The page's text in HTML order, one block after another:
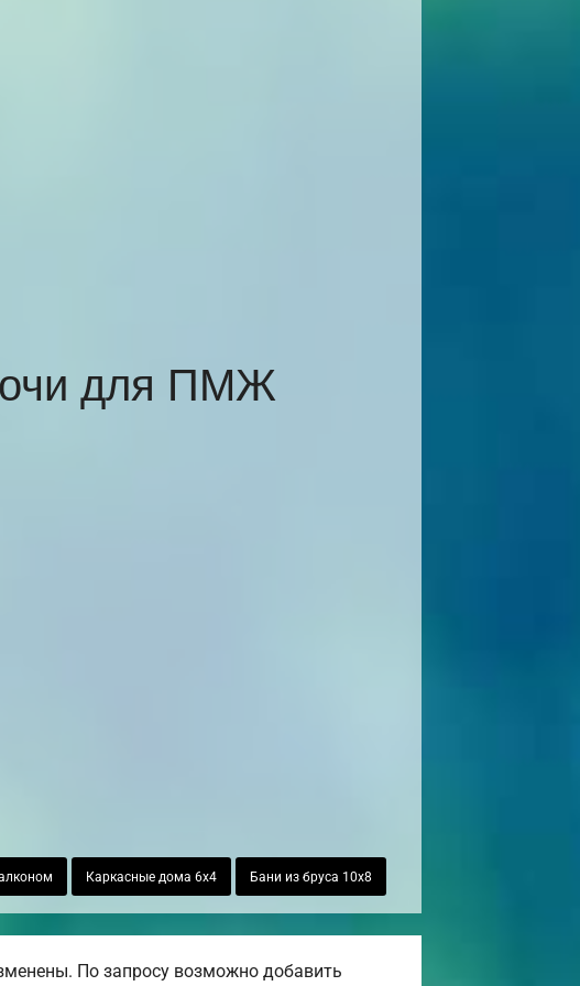
для ПМЖ
Каркасные дома 6х4 Бани из бруса 10х8
По запросу возможно добавить